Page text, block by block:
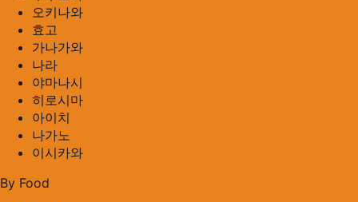
오키나와
효고
가나가와
나라
야마나시
히로시마
아이치
나가노
이시카와
By Food